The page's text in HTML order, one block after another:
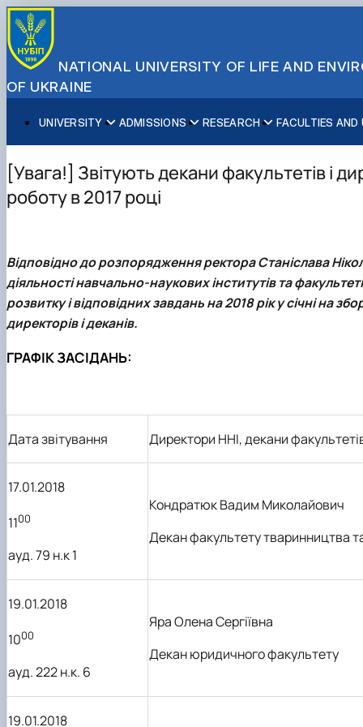
NATIONAL UNIVERSITY OF LIFE AND
OF UKRAINE
UNIVERSITY
About NUBiP
Leadership & Governance
Campus & Facilities
Distinguished Community
ADMISSIONS
Academic Programs
Cultural Diversity
International Student Support
About Ukraine and Kyiv
RESEARCH
Research Excellence
Research Infrastructure
Projects
Publications & Journals
Science for Business
FACULTIES AND
Educational and Research Institutes
Faculties
Educational & Research Farms
Research Institutes
Partnerships
International Projects
Erasmus+ Mobility
International Relations Office
Faculties and Units
University Offices
Press Service
[Увага!] Звітують декани факультетів і
роботу в 2017 році
Відповідно до розпорядження ректора Станіслава
діяльності навчально-наукових інститутів та
розвитку і відповідних завдань на 2018 рік у січні на
директорів і деканів.
ГРАФІК ЗАСІДАНЬ:
Дата звітування Директори ННІ, декани
17.01.2018
1100
ауд. 79 н.к 1
Кондратюк Вадим Миколайович
Деканфакультетутваринництва
19.01.2018
1000
ауд. 222 н.к. 6
Яра Олена Сергіївна
Декан юридичного факультету
19.01.2018